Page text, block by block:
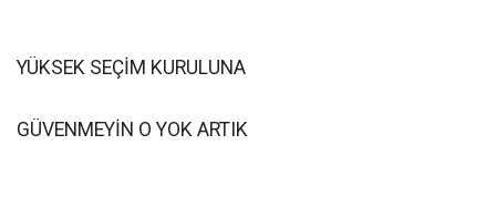
YÜKSEK SEÇİM KURULUNA
GÜVENMEYİN O YOK ARTIK